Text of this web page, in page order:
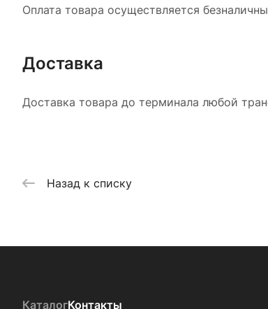
Оплата товара осуществляется
Доставка
Доставка товара до терминала любой
Назад к списку
КаталогКонтакты